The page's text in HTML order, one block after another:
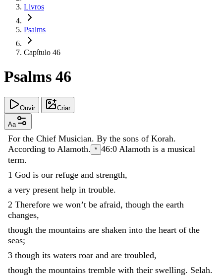
Livros
Psalms
Capítulo 46
Psalms 46
Ouvir Criar
Aa
For the Chief Musician. By the sons of Korah.
According to Alamoth. * 46:0 Alamoth is a musical
term.
1 God is our refuge and strength,
a very present help in trouble.
2 Therefore we won’t be afraid, though the earth
changes,
though the mountains are shaken into the heart of the
seas;
3 though its waters roar and are troubled,
though the mountains tremble with their swelling. Selah.